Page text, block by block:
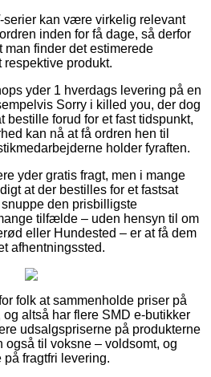
serier kan være virkelig relevant
inden for få dage, så derfor
finder det estimerede
respektive produkt.
yder 1 hverdags levering på en
Sorry i killed you, der dog
bestille forud for et fast tidspunkt,
kan nå at få ordren hen til
holder fyraften.
yder gratis fragt, men i mange
at der bestilles for et fastsat
den prisbilligste
tilfælde – uden hensyn til om
eller Hundested – er at få dem
afhentningssted.
folk at sammenholde priser på
altså har flere SMD e-butikker
udsalgspriserne på produkterne
også til voksne – voldsomt, og
fragtfri levering.